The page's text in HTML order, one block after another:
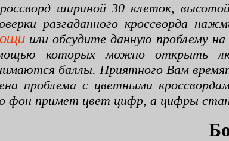
шириной 30 клеток, высотой
разгаданного кроссворда
или обсудите данную проблему на
которых можно открыть
баллы. Приятного Вам
проблема с цветными
фон примет цвет цифр, а цифры